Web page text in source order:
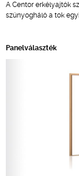
A Centor erkélyajtók
szúnyogháló a tok
Panelválaszték